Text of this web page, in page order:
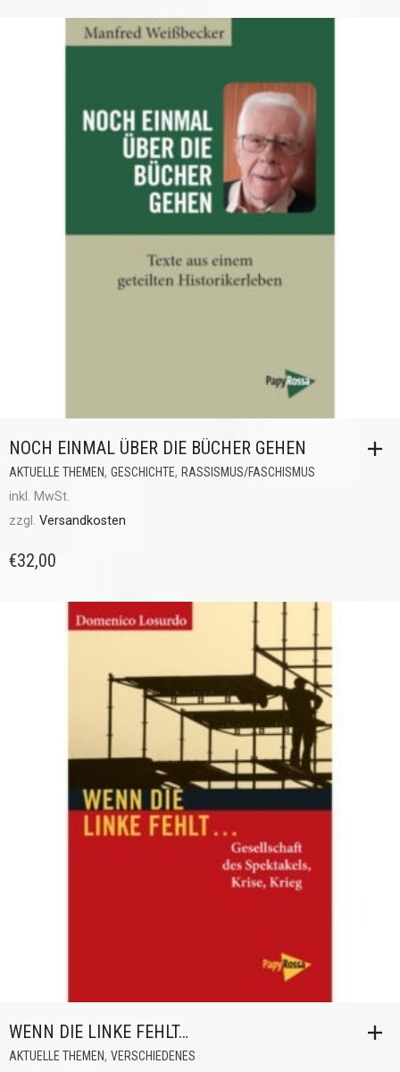
NOCH EINMAL ÜBER DIE BÜCHER GEHEN
AKTUELLE THEMEN, GESCHICHTE, RASSISMUS/FASCHISMUS
inkl. MwSt.
zzgl. Versandkosten
€32,00
WENN DIE LINKE FEHLT…
AKTUELLE THEMEN, VERSCHIEDENES